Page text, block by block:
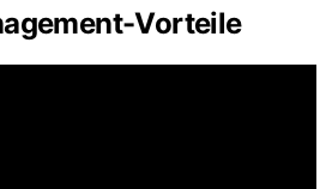
Vorteile